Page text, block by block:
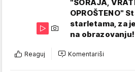
"SORAJA,
OPROŠTENO"
starletama, za
na obrazovanju!
Reaguj Komentariši